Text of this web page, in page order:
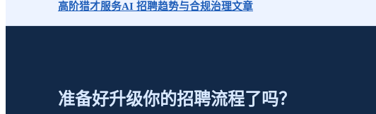
高阶猎才服务AI 招聘趋势与合规治理文章
准备好升级你的招聘流程了吗？